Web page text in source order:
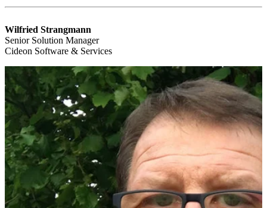
Wilfried Strangmann
Senior Solution Manager
Cideon Software & Services